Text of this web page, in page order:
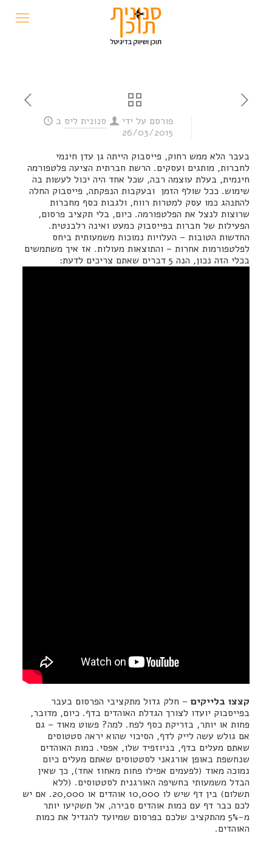
פורסם על ידי סנונית ליס ב
26/03/2015
בעבר הלא ממש רחוק, פייסבוק הייתה גן עדן חינמי
לחברות, מותגים ועסקים. הרשת חברתית הציעה פלטפורמה
חינמית, בעלת עוצמה רבה, שכל אחד היה יכול לעשות בה
שימוש. ככל שולף הזמן ובעקבות הנפקתה, פייסבוק החלה
להתנהג כמו עסק למטרות רווח, ולגבות כסף מחברות
שרוצות לנצל את הפלטפורמה. כיום, בלי תקציב פרסום,
הפעילות של חברות בפייסבוק כמעט ואינה רלבנטית.
החדשות הטובות – העלויות נמוכות משמעותית ביחס
לפלטפורמות אחרות – והתוצאות מעולות. אז איך משתמשים
בכלי הזה נכון, הנה 5 דברים שאתם צריכים לדעת:
קצצו בלייקים– חלק גדול מתקציבי הפרסום בעבר
בפייסבוק יועדו לצורך הגדלת האוהדים בדף. כיום, מדובר,
פחות או יותר, בזריקת כסף לפח. למה? פשוט מאוד – גם
אם גולש עשה לייק לדף, הסיכוי שהוא יראה סטטוסים
שאתם מעלים בדף, בניוזפיד שלו, אפסי. כמות האוהדים
שנחשפת באופן אורגאני לסטטוסים שאתם מעלים כיום
נמוכה מאוד (לפעמים אפילו פחות מאחוז אחד), כך שאין
הבדל משמעותי בחשיפה האורגנית לסטטוסים. (ללא
תשלום) בין דף שיש לו 10,000 אוהדים או 20,000. אם יש
לכם כבר דף עם כמות אוהדים סבירה, אל תשקיעו יותר
מ-5% מהתקציב שלכם בפרסום שמיועד להגדיל את כמות
האוהדים.